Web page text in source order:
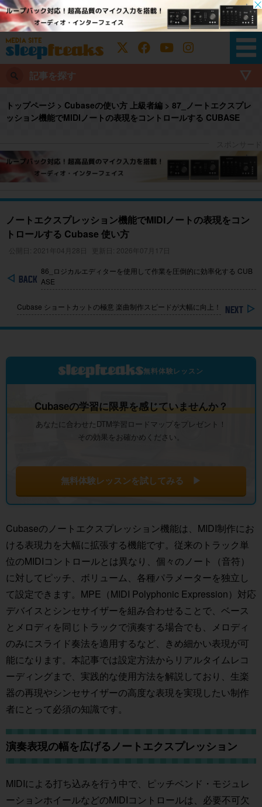
記事を探す
トップページ > Cubaseの使い方 上級者編 > 87_ノートエクスプレ
ッション機能でMIDIノートの表現をコントロールする CUBASE
ノートエクスプレッション機能でMIDIノートの表現をコン
トロールする Cubase 使い方
公開日: 2021年04月28日 更新日: 2026年07月17日
86_ロジカルエディターを使用して作業を圧倒的に効率化する CUB
ASE
Cubase ショートカットの極意 楽曲制作スピードが大幅に向上！
無料体験レッスン
Cubaseの学習に限界を感じていませんか？
あなたに合わせたDTM学習ロードマップをプレゼント！
その効果をお確かめください。
無料体験レッスンを試してみる ▶
Cubaseのノートエクスプレッション機能は、MIDI制作にお
ける表現力を大幅に拡張する機能です。従来のトラック単
位のMIDIコントロールとは異なり、個々のノート（音符）
に対してピッチ、ボリューム、各種パラメーターを独立し
て設定できます。MPE（MIDI Polyphonic Expression）対応
デバイスとシンセサイザーを組み合わせることで、ベース
とメロディを同じトラックで演奏する場合でも、メロディ
のみにスライド奏法を適用するなど、きめ細かい表現が可
能になります。本記事では設定方法からリアルタイムレコ
ーディングまで、実践的な使用方法を解説しており、生楽
器の再現やシンセサイザーの高度な表現を実現したい制作
者にとって必須の知識です。
演奏表現の幅を広げるノートエクスプレッション
MIDIによる打ち込みを行う中で、ピッチベンド・モジュレ
ーションホイールなどのMIDIコントロールは、必要不可欠